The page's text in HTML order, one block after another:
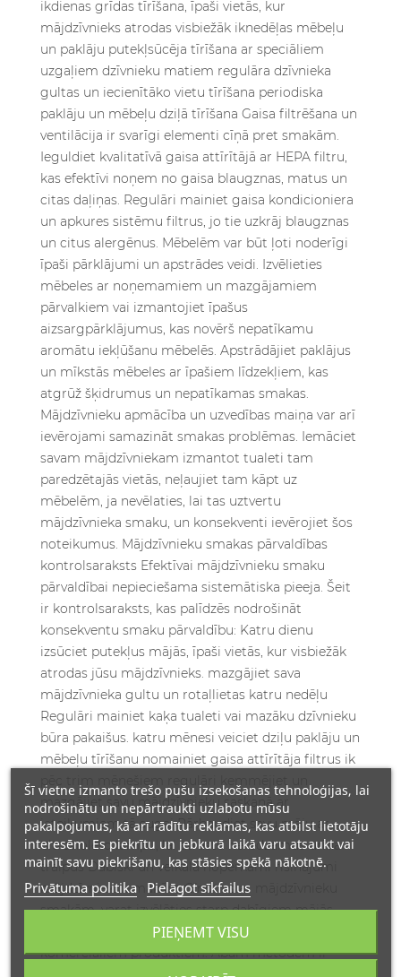
Šī vietne izmanto trešo pušu izsekošanas tehnoloģijas, lai
nodrošinātu un nepārtraukti uzlabotu mūsu
pakalpojumus, kā arī rādītu reklāmas, kas atbilst lietotāju
interesēm. Es piekrītu un jebkurā laikā varu atsaukt vai
mainīt savu piekrišanu, kas stāsies spēkā nākotnē.
Privātuma politika Pielāgot sīkfailus
PIEŅEMT VISU